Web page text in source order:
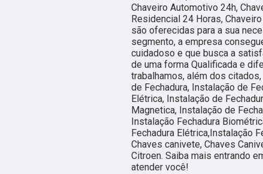
Chaveiro Automotivo 24h,
Residencial 24 Horas,
são oferecidas para a sua
segmento, a empresa
cuidadoso e que busca a
de uma forma Qualificada e
trabalhamos, além dos
de Fechadura, Instalação de
Elétrica, Instalação de
Magnetica, Instalação de
Instalação Fechadura
Fechadura Elétrica,Instalação
Chaves canivete, Chaves
Citroen. Saiba mais entrando
atender você!